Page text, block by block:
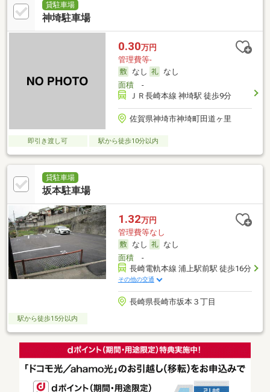
貸駐車場
神埼駐車場
0.30万円
管理費等-
なし
なし
面積-
ＪＲ長崎本線 神埼駅 徒歩9分
佐賀県神埼市神埼町田道ヶ里
即引き渡し可 駅から徒歩10分以内
貸駐車場
坂本駐車場
1.32万円
管理費等なし
なし
なし
面積-
長崎電軌本線 浦上駅前駅 徒歩16分
その他の交通
長崎県長崎市坂本３丁目
駅から徒歩15分以内